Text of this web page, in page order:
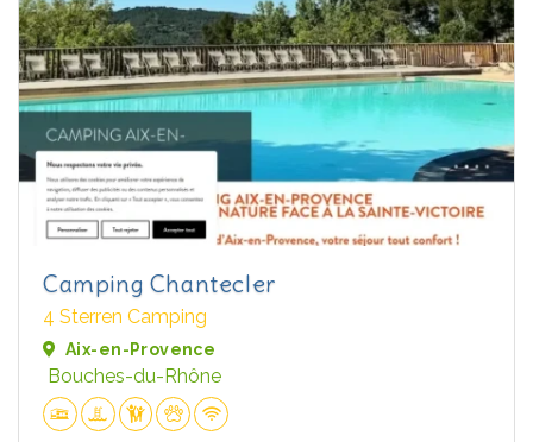
Camping Chantecler
4 Sterren Camping
Aix-en-Provence
Bouches-du-Rhône